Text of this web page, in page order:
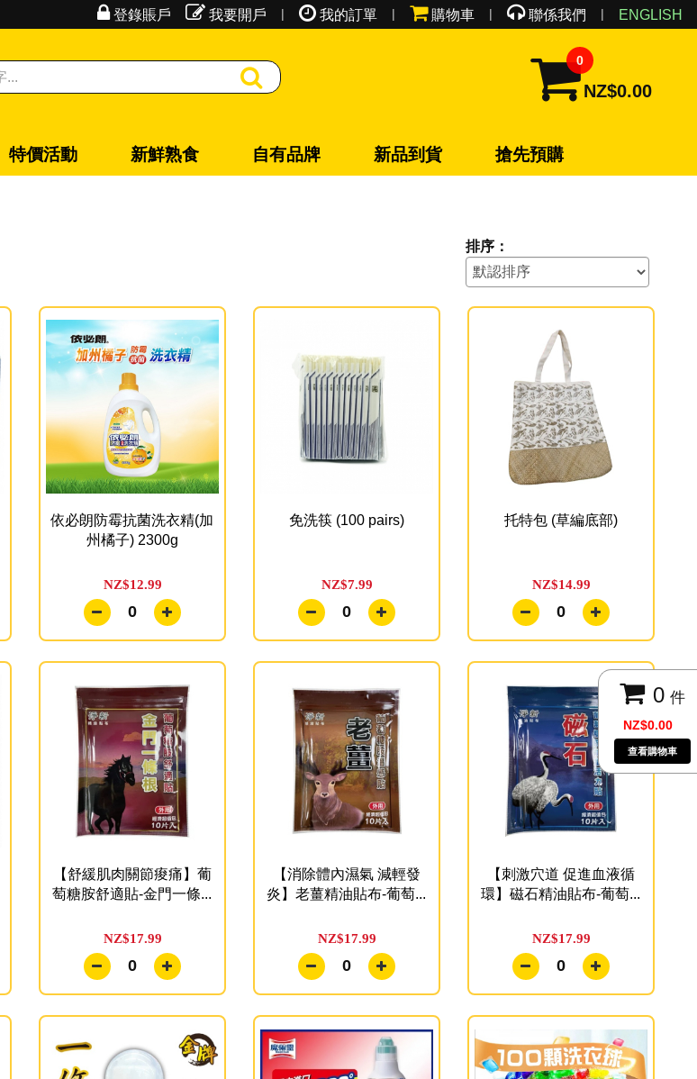
登錄賬戶 我要開戶 | 我的訂單 | 購物車 | 聯係我們 | ENGLISH
0
NZ$0.00
特價活動 新鮮熟食 自有品牌 新品到貨 搶先預購
排序：
依必朗防霉抗菌洗衣精(加
州橘子) 2300g
NZ$12.99
0
免洗筷 (100 pairs)
NZ$7.99
0
托特包 (草編底部)
NZ$14.99
0
【舒緩肌肉關節痠痛】葡
萄糖胺舒適貼-金門一條...
NZ$17.99
0
【消除體內濕氣 減輕發
炎】老薑精油貼布-葡萄...
NZ$17.99
0
【刺激穴道 促進血液循
環】磁石精油貼布-葡萄...
NZ$17.99
0
0 件
NZ$0.00
查看購物車